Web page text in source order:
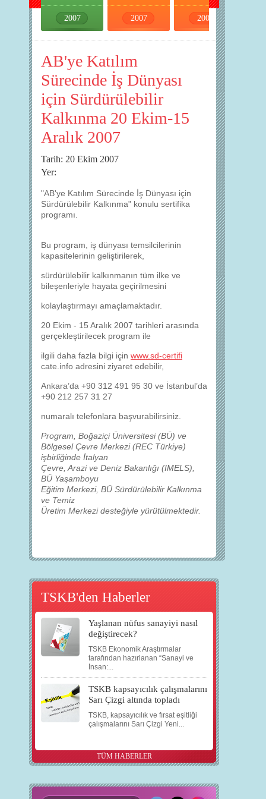
2007 2007 2007
AB'ye Katılım
Sürecinde İş Dünyası
için Sürdürülebilir
Kalkınma 20 Ekim-15
Aralık 2007
Tarih: 20 Ekim 2007
Yer:
"AB'ye Katılım Sürecinde İş Dünyası için
Sürdürülebilir Kalkınma" konulu sertifika
programı.
Bu program, iş dünyası temsilcilerinin
kapasitelerinin geliştirilerek,
sürdürülebilir kalkınmanın tüm ilke ve
bileşenleriyle hayata geçirilmesini
kolaylaştırmayı amaçlamaktadır.
20 Ekim - 15 Aralık 2007 tarihleri arasında
gerçekleştirilecek program ile
ilgili daha fazla bilgi için www.sd-certifi
cate.info adresini ziyaret edebilir,
Ankara’da +90 312 491 95 30 ve İstanbul’da
+90 212 257 31 27
numaralı telefonlara başvurabilirsiniz.
Program, Boğaziçi Üniversitesi (BÜ) ve
Bölgesel Çevre Merkezi (REC Türkiye)
işbirliğinde İtalyan
Çevre, Arazi ve Deniz Bakanlığı (IMELS),
BÜ Yaşamboyu
Eğitim Merkezi, BÜ Sürdürülebilir Kalkınma
ve Temiz
Üretim Merkezi desteğiyle yürütülmektedir.
TSKB'den Haberler
Yaşlanan nüfus sanayiyi nasıl
değiştirecek?
TSKB Ekonomik Araştırmalar
tarafından hazırlanan “Sanayi ve
İnsan:...
TSKB kapsayıcılık çalışmalarını
Sarı Çizgi altında topladı
TSKB, kapsayıcılık ve fırsat eşitliği
çalışmalarını Sarı Çizgi Yeni...
TÜM HABERLER